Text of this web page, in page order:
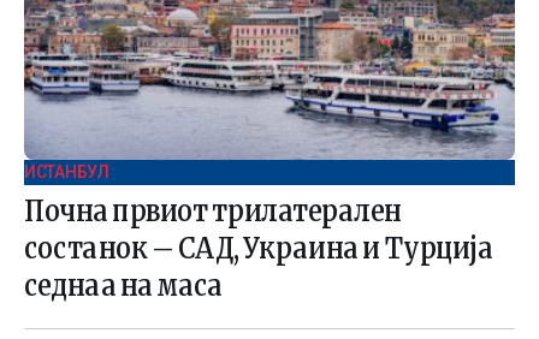
ИСТАНБУЛ
Почна првиот трилатерален
состанок – САД, Украина и Турција
седнаа на маса